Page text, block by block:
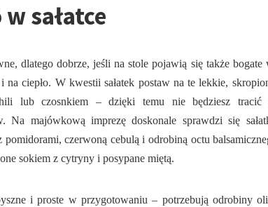
sałatce
dlatego dobrze, jeśli na stole pojawią się także bogate
ciepło. W kwestii sałatek postaw na te lekkie,
lub czosnkiem – dzięki temu nie będziesz tracić
Na majówkową imprezę doskonale sprawdzi się
czerwoną cebulą i odrobiną octu
sokiem z cytryny i posypane miętą.
i proste w przygotowaniu – potrzebują odrobiny